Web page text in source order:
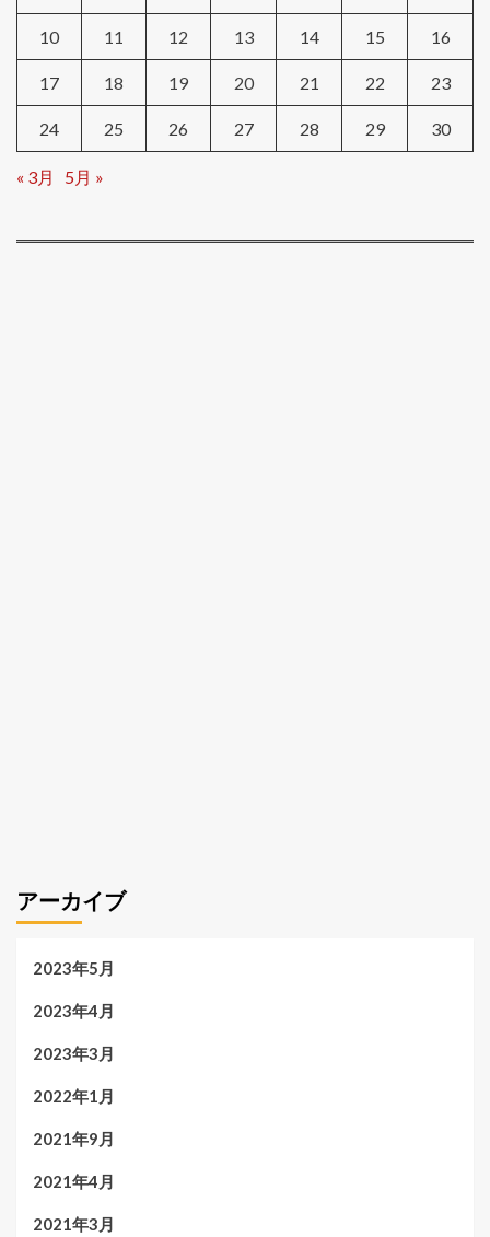
10 11 12 13 14 15 16
17 18 19 20 21 22 23
24 25 26 27 28 29 30
« 3月 5月 »
アーカイブ
2023年5月
2023年4月
2023年3月
2022年1月
2021年9月
2021年4月
2021年3月